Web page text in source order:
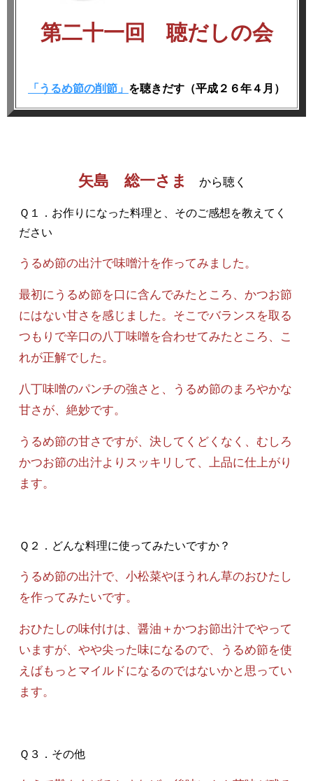
第二十一回 聴だしの会
「うるめ節の削節」 を聴きだす（平成２６年４月）
矢島 総一さま から聴く
Ｑ１．お作りになった料理と、そのご感想を教えてく
ださい
うるめ節の出汁で味噌汁を作ってみました。
最初にうるめ節を口に含んでみたところ、かつお節
にはない甘さを感じました。そこでバランスを取る
つもりで辛口の八丁味噌を合わせてみたところ、こ
れが正解でした。
八丁味噌のパンチの強さと、うるめ節のまろやかな
甘さが、絶妙です。
うるめ節の甘さですが、決してくどくなく、むしろ
かつお節の出汁よりスッキリして、上品に仕上がり
ます。
Ｑ２．どんな料理に使ってみたいですか？
うるめ節の出汁で、小松菜やほうれん草のおひたし
を作ってみたいです。
おひたしの味付けは、醤油＋かつお節出汁でやって
いますが、やや尖った味になるので、うるめ節を使
えばもっとマイルドになるのではないかと思ってい
ます。
Ｑ３．その他